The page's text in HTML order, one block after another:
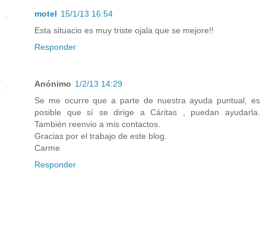
motel 15/1/13 16:54
Esta situacio es muy triste ojala que se mejore!!
Responder
Anónimo 1/2/13 14:29
Se me ocurre que a parte de nuestra ayuda puntual, es
posible que sí se dirige a Cáritas , puedan ayudarla.
También reenvio a mis contactos.
Gracias por el trabajo de este blog.
Carme
Responder